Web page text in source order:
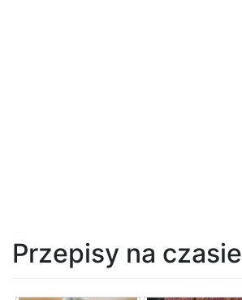
Przepisy na czasie